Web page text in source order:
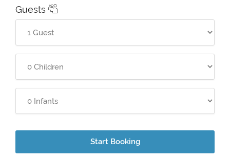
Guests
Start Booking